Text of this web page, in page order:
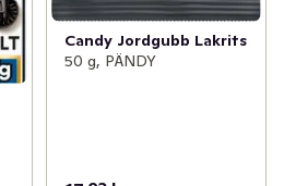
Candy Jordgubb Lakrits
50 g, PÄNDY